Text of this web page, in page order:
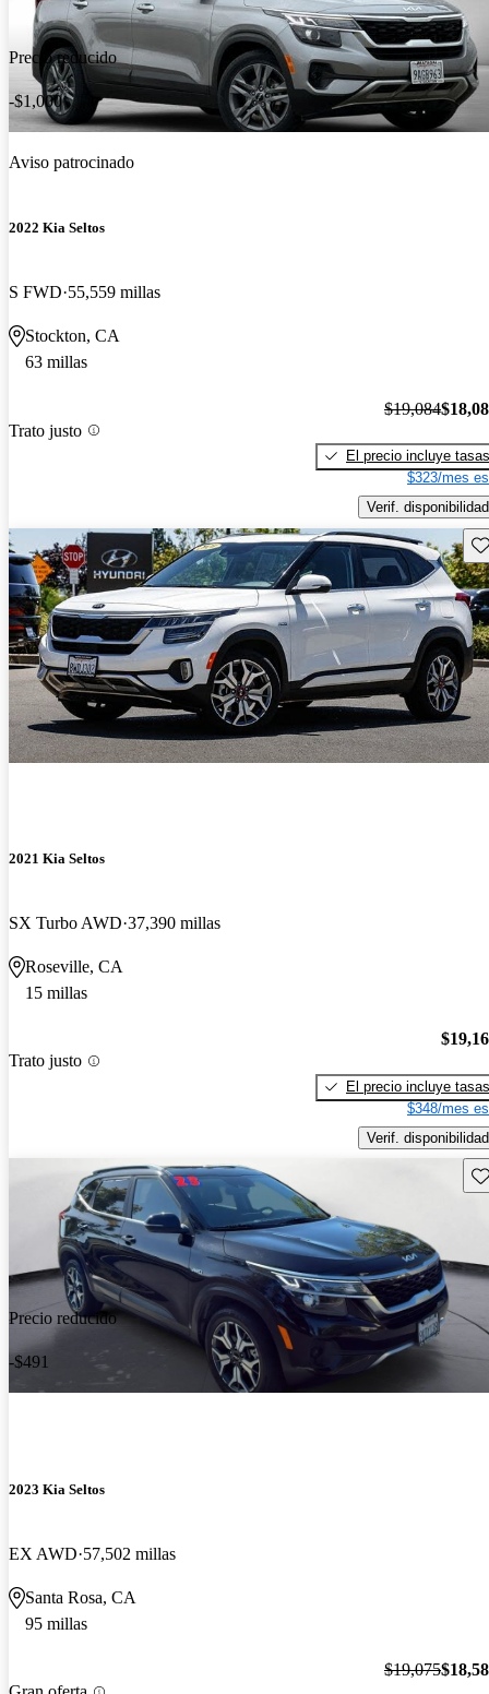
Precio reducido
-$1,000
Aviso patrocinado
2022 Kia Seltos
S FWD 55,559 millas
Stockton, CA
63 millas
Trato justo
$19,084
El precio incluye tasas
$323/mes
Verif. disponibilidad
2021 Kia Seltos
SX Turbo AWD 37,390 millas
Roseville, CA
15 millas
Trato justo
El precio incluye tasas
$348/mes
Verif. disponibilidad
Precio reducido
-$491
2023 Kia Seltos
EX AWD 57,502 millas
Santa Rosa, CA
95 millas
$19,075